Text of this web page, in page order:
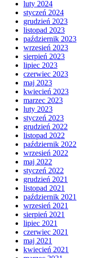
luty 2024
styczeń 2024
grudzień 2023
listopad 2023
październik 2023
wrzesień 2023
sierpień 2023
lipiec 2023
czerwiec 2023
maj 2023
kwiecień 2023
marzec 2023
luty 2023
styczeń 2023
grudzień 2022
listopad 2022
październik 2022
wrzesień 2022
maj 2022
styczeń 2022
grudzień 2021
listopad 2021
październik 2021
wrzesień 2021
sierpień 2021
lipiec 2021
czerwiec 2021
maj 2021
kwiecień 2021